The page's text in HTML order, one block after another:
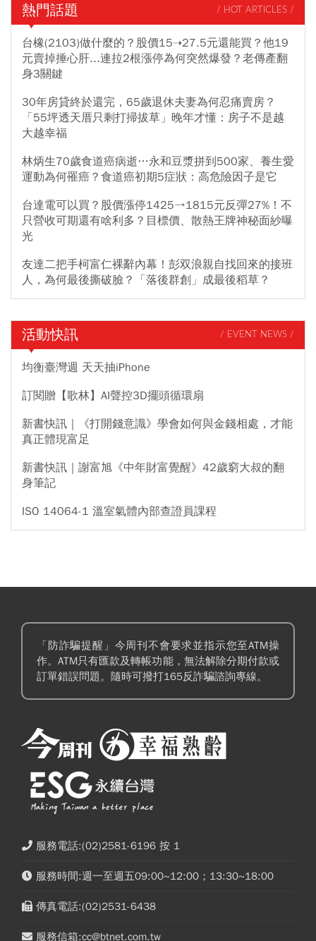
頭獎得主用「5600元全餐」包牌買法，順利抱走15.89億元獎金；知
名數學老師李祥曾試算，5600元包牌法中獎率高達約0.000003，相
較單注下注中獎機率還增加約60倍，認證確實更有機會中獎。
熱門話題 / HOT ARTICLES /
台橡(2103)做什麼的？股價15➝27.5元還能買？他19
元賣掉捶心肝...連拉2根漲停為何突然爆發？老傳產翻
身3關鍵
30年房貸終於還完，65歲退休夫妻為何忍痛賣房？
「55坪透天厝只剩打掃拔草」晚年才懂：房子不是越
大越幸福
林炳生70歲食道癌病逝…永和豆漿拼到500家、養生愛
運動為何罹癌？食道癌初期5症狀：高危險因子是它
台達電可以買？股價漲停1425→1815元反彈27%！不
只營收可期還有啥利多？目標價、散熱王牌神秘面紗曝
光
友達二把手柯富仁裸辭內幕！彭双浪親自找回來的接班
人，為何最後撕破臉？「落後群創」成最後稻草？
活動快訊 / EVENT NEWS /
均衡臺灣週 天天抽iPhone
訂閱贈【歌林】AI聲控3D擺頭循環扇
新書快訊｜《打開錢意識》學會如何與金錢相處，才能
真正體現富足
新書快訊｜謝富旭《中年財富覺醒》42歲窮大叔的翻
身筆記
ISO 14064-1 溫室氣體內部查證員課程
「防詐騙提醒」今周刊不會要求並指示您至ATM操
作。ATM只有匯款及轉帳功能，無法解除分期付款或
訂單錯誤問題。隨時可撥打165反詐騙諮詢專線。
服務電話:(02)2581-6196 按 1
服務時間:週一至週五09:00~12:00；13:30~18:00
傳真電話:(02)2531-6438
服務信箱:cc@btnet.com.tw